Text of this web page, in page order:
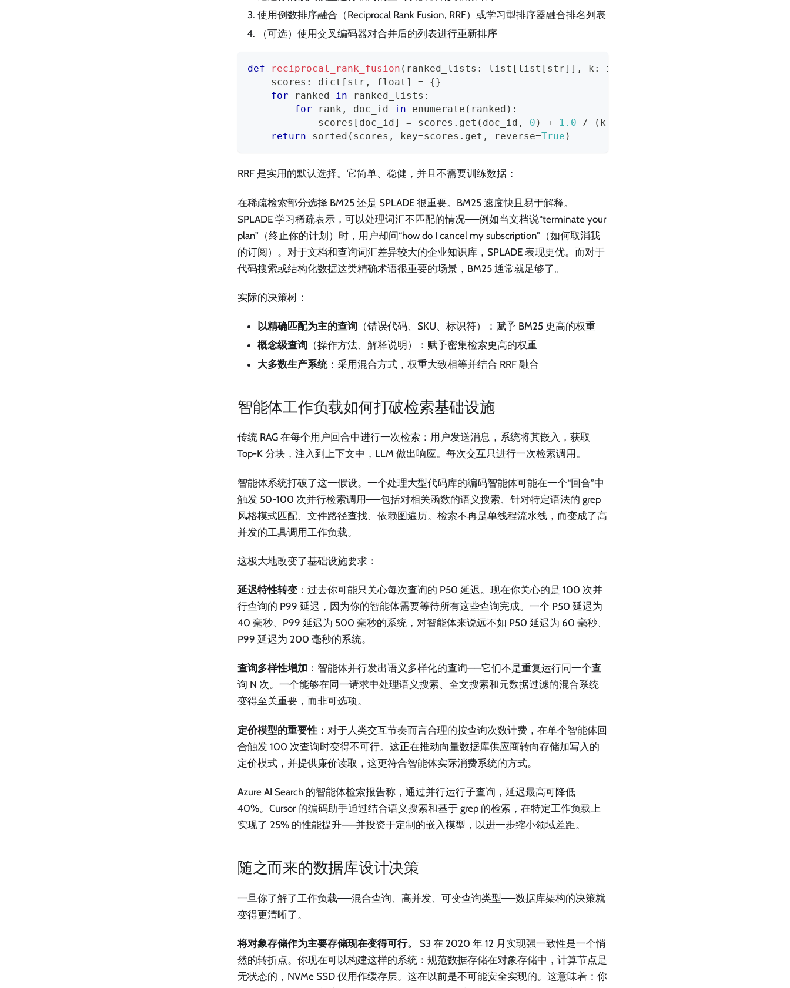
使用倒数排序融合（Reciprocal Rank Fusion, RRF）或学习型排序器融合排名列表
（可选）使用交叉编码器对合并后的列表进行重新排序
def reciprocal_rank_fusion ( ranked_lists : list [ list [ str] ] , k : int
    scores
: dict [ str , float ] = {}
for ranked in ranked_lists :
for rank , doc_id in enumerate ( ranked ) :
            scores
[ doc_id ] = scores . get ( doc_id , 0 ) + 1.0 / ( k
return
sorted ( scores , key=scores . get , reverse=True )
RRF 是实用的默认选择。它简单、稳健，并且不需要训练数据：
在稀疏检索部分选择 BM25 还是 SPLADE 很重要。BM25 速度快且易于解释。
SPLADE 学习稀疏表示，可以处理词汇不匹配的情况——例如当文档说“terminate your
plan”（终止你的计划）时，用户却问“how do I cancel my subscription”（如何取消我
的订阅）。对于文档和查询词汇差异较大的企业知识库，SPLADE 表现更优。而对于
代码搜索或结构化数据这类精确术语很重要的场景，BM25 通常就足够了。
实际的决策树：
以精确匹配为主的查询 （错误代码、SKU、标识符）：赋予 BM25 更高的权重
概念级查询 （操作方法、解释说明）：赋予密集检索更高的权重
大多数生产系统：采用混合方式，权重大致相等并结合 RRF 融合
智能体工作负载如何打破检索基础设施
传统 RAG 在每个用户回合中进行一次检索：用户发送消息，系统将其嵌入，获取
Top-K 分块，注入到上下文中，LLM 做出响应。每次交互只进行一次检索调用。
智能体系统打破了这一假设。一个处理大型代码库的编码智能体可能在一个“回合”中
触发 50-100 次并行检索调用——包括对相关函数的语义搜索、针对特定语法的 grep
风格模式匹配、文件路径查找、依赖图遍历。检索不再是单线程流水线，而变成了高
并发的工具调用工作负载。
这极大地改变了基础设施要求：
延迟特性转变 ：过去你可能只关心每次查询的 P50 延迟。现在你关心的是 100 次并
行查询的 P99 延迟，因为你的智能体需要等待所有这些查询完成。一个 P50 延迟为
40 毫秒、P99 延迟为 500 毫秒的系统，对智能体来说远不如 P50 延迟为 60 毫秒、
P99 延迟为 200 毫秒的系统。
查询多样性增加 ：智能体并行发出语义多样化的查询——它们不是重复运行同一个查
询 N 次。一个能够在同一请求中处理语义搜索、全文搜索和元数据过滤的混合系统
变得至关重要，而非可选项。
定价模型的重要性 ：对于人类交互节奏而言合理的按查询次数计费，在单个智能体回
合触发 100 次查询时变得不可行。这正在推动向量数据库供应商转向存储加写入的
定价模式，并提供廉价读取，这更符合智能体实际消费系统的方式。
Azure AI Search 的智能体检索报告称，通过并行运行子查询，延迟最高可降低
40%。Cursor 的编码助手通过结合语义搜索和基于 grep 的检索，在特定工作负载上
实现了 25% 的性能提升——并投资于定制的嵌入模型，以进一步缩小领域差距。
随之而来的数据库设计决策
一旦你了解了工作负载——混合查询、高并发、可变查询类型——数据库架构的决策就
变得更清晰了。
将对象存储作为主要存储现在变得可行。
S3 在 2020 年 12 月实现强一致性是一个悄
然的转折点。你现在可以构建这样的系统：规范数据存储在对象存储中，计算节点是
无状态的，NVMe SSD 仅用作缓存层。这在以前是不可能安全实现的。这意味着：你